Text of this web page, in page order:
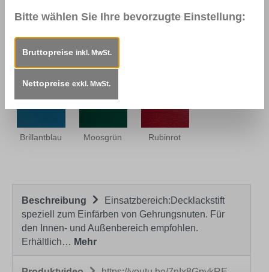
Monumentengrün Schwarzbraun
Brillantblau Moosgrün Rubinrot
Beschreibung
Einsatzbereich:Decklackstift
speziell zum Einfärben von Gehrungsnuten. Für
den Innen- und Außenbereich empfohlen.
Erhältlich… Mehr
Bitte wählen Sie Ihre bevorzugte Einstellung:
Bruttopreise inkl. MwSt.
Nettopreise exkl. MwSt.